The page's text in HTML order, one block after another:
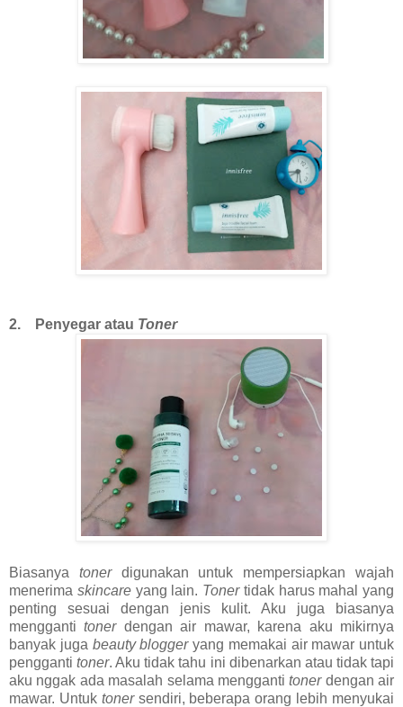
2. Penyegar atau Toner
Biasanya toner digunakan untuk mempersiapkan wajah
menerima skincare yang lain. Toner tidak harus mahal yang
penting sesuai dengan jenis kulit. Aku juga biasanya
menggantitoner dengan air mawar, karena aku mikirnya
banyak juga beauty bloggeryang memakai air mawar untuk
penggantitoner. Aku tidak tahu ini dibenarkan atau tidak tapi
aku nggak ada masalah selama menggantitonerdengan air
mawar. Untuk toner sendiri, beberapa orang lebih menyukai